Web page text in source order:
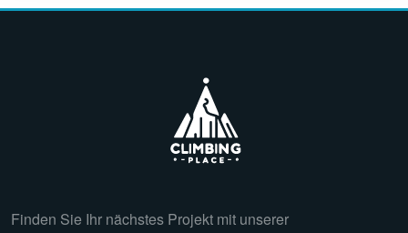
Finden Sie Ihr nächstes Projekt mit unserer